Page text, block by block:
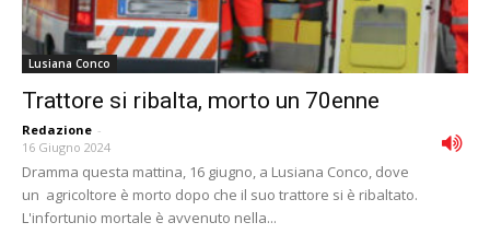
Lusiana Conco
Trattore si ribalta, morto un 70enne
Redazione -
16 Giugno 2024
Dramma questa mattina, 16 giugno, a Lusiana Conco, dove
un agricoltore è morto dopo che il suo trattore si è ribaltato.
L'infortunio mortale è avvenuto nella...